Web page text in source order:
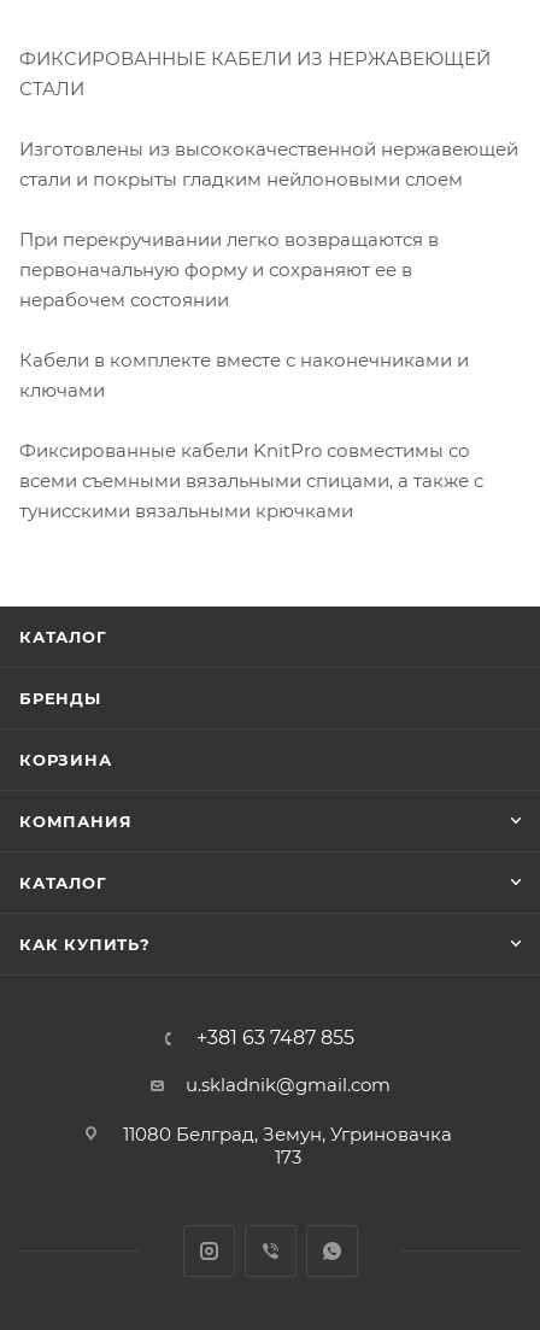
ФИКСИРОВАННЫЕ КАБЕЛИ ИЗ НЕРЖАВЕЮЩЕЙ
СТАЛИ
Изготовлены из высококачественной нержавеющей
стали и покрыты гладким нейлоновыми слоем
При перекручивании легко возвращаются в
первоначальную форму и сохраняют ее в
нерабочем состоянии
Кабели в комплекте вместе с наконечниками и
ключами
Фиксированные кабели KnitPro совместимы со
всеми съемными вязальными спицами, а также с
тунисскими вязальными крючками
КАТАЛОГ
БРЕНДЫ
КОРЗИНА
КОМПАНИЯ
КАТАЛОГ
КАК КУПИТЬ?
+381 63 7487 855
u.skladnik@gmail.com
11080 Белград, Земун, Угриновачка
173